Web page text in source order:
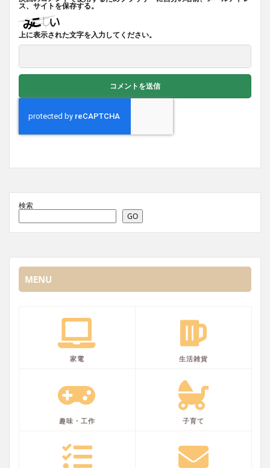
ス、サイトを保存する。
上に表示された文字を入力してください。
検索
GO
MENU
家電 生活雑貨
趣味・工作 子育て